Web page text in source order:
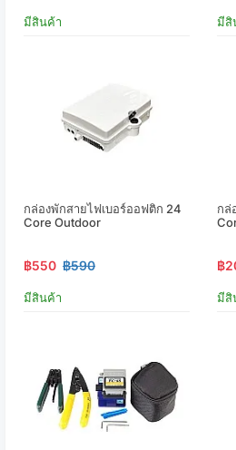
มีสินค้า มีสิ
กล่องพักสายไฟเบอร์ออฟติก 24
Core Outdoor
฿550 ฿590
มีสินค้า
กล่
฿
มีสิ